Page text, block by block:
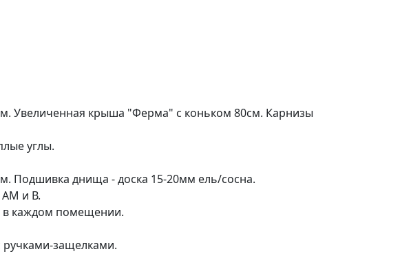
Увеличенная крыша "Ферма" с коньком 80см. Карнизы
углы.
Подшивка днища - доска 15-20мм ель/сосна.
АМ и В.
в каждом помещении.
защелками.